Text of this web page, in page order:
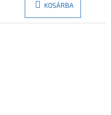
KOSÁRBA